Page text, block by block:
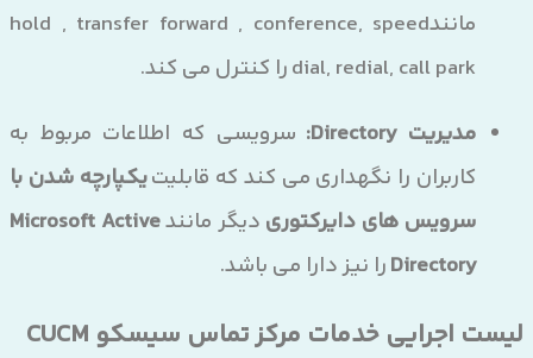
مانندhold , transfer forward , conference, speed
dial, redial, call park را کنترل می کند.
مدیریت Directory:
سرویسی که اطلاعات مربوط به
کاربران را نگهداری می کند که قابلیتیکپارچه شدن با
سرویس های دایرکتوری دیگر مانندMicrosoft Active
Directoryرا نیز دارا می باشد.
لیست اجرایی خدمات مرکز تماس سیسکو CUCM